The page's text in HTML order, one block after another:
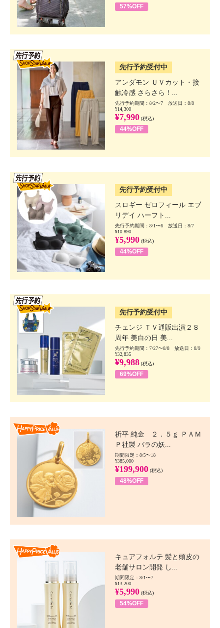
57%OFF
先行予約受付中
アンダモン ＵＶカット・接
触冷感 さらさら！...
先行予約期間：8/2〜7 放送日：8/8
¥14,300
¥7,990 (税込)
44%OFF
先行予約受付中
スロギー ゼロフィール エブ
リデイ ハーフト...
先行予約期間：8/1〜6 放送日：8/7
¥10,890
¥5,990 (税込)
44%OFF
先行予約受付中
チェンジ ＴＶ通販出演２８
周年 美白の日 美...
先行予約期間：7/27〜8/8 放送日：8/9
¥32,835
¥9,988 (税込)
69%OFF
祈平 純金 ２．５ｇ ＰＡＭ
Ｐ社製 バラの妖...
期間限定：8/5〜18
¥385,000
¥199,900 (税込)
48%OFF
キュアフォルテ 髪と頭皮の
老舗サロン開発 し...
期間限定：8/1〜7
¥13,200
¥5,990 (税込)
54%OFF